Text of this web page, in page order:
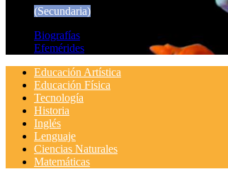
(Secundaria)
Biografías
Efemérides
Educación Artística
Educación Física
Tecnología
Historia
Inglés
Lenguaje
Ciencias Naturales
Matemáticas